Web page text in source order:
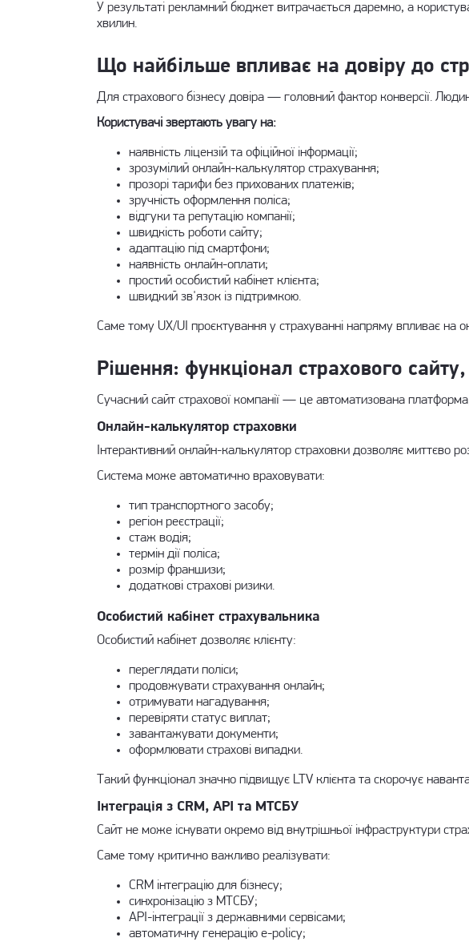
У результаті рекламний бюджет витрачається даремно, а
хвилин.
Що найбільше впливає на довіру до
Для страхового бізнесу довіра — головний фактор конверсії.
Користувачі звертають увагу на:
наявність ліцензій та офіційної інформації;
зрозумілий онлайн-калькулятор страхування;
прозорі тарифи без прихованих платежів;
зручність оформлення поліса;
відгуки та репутацію компанії;
швидкість роботи сайту;
адаптацію під смартфони;
наявність онлайн-оплати;
простий особистий кабінет клієнта;
швидкий зв'язок із підтримкою.
Саме тому UX/UI проєктуванняу страхуванні напряму впливає на
Рішення: функціонал страхового
Сучасний сайт страхової компанії — це автоматизована
Онлайн-калькулятор страховки
Інтерактивний онлайн-калькулятор страховкидозволяє миттєво
Система може автоматично враховувати:
тип транспортного засобу;
регіон реєстрації;
стаж водія;
термін дії поліса;
розмір франшизи;
додаткові страхові ризики.
Особистий кабінет страхувальника
Особистий кабінет дозволяє клієнту:
переглядати поліси;
продовжувати страхування онлайн;
отримувати нагадування;
перевіряти статус виплат;
завантажувати документи;
оформлювати страхові випадки.
Такий функціонал значно підвищує LTV клієнта та скорочує
Інтеграція з CRM, API та МТСБУ
Сайт не може існувати окремо від внутрішньої інфраструктури
Саме тому критично важливо реалізувати:
CRM інтеграцію для бізнесу;
синхронізацію з МТСБУ;
API-інтеграції з державними сервісами;
автоматичну генерацію e-policy;